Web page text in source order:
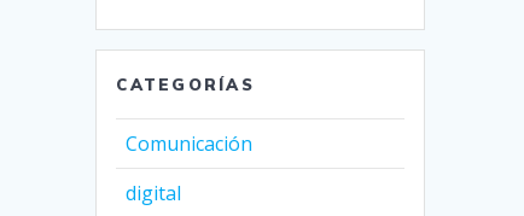
CATEGORÍAS
Comunicación
digital